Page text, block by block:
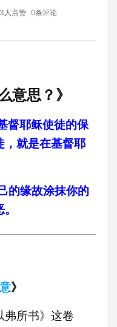
3人点赞 0条评论
意思？》
督耶稣使徒的保
，就是在基督耶
的缘故涂抹你的
》
弗所书》这卷